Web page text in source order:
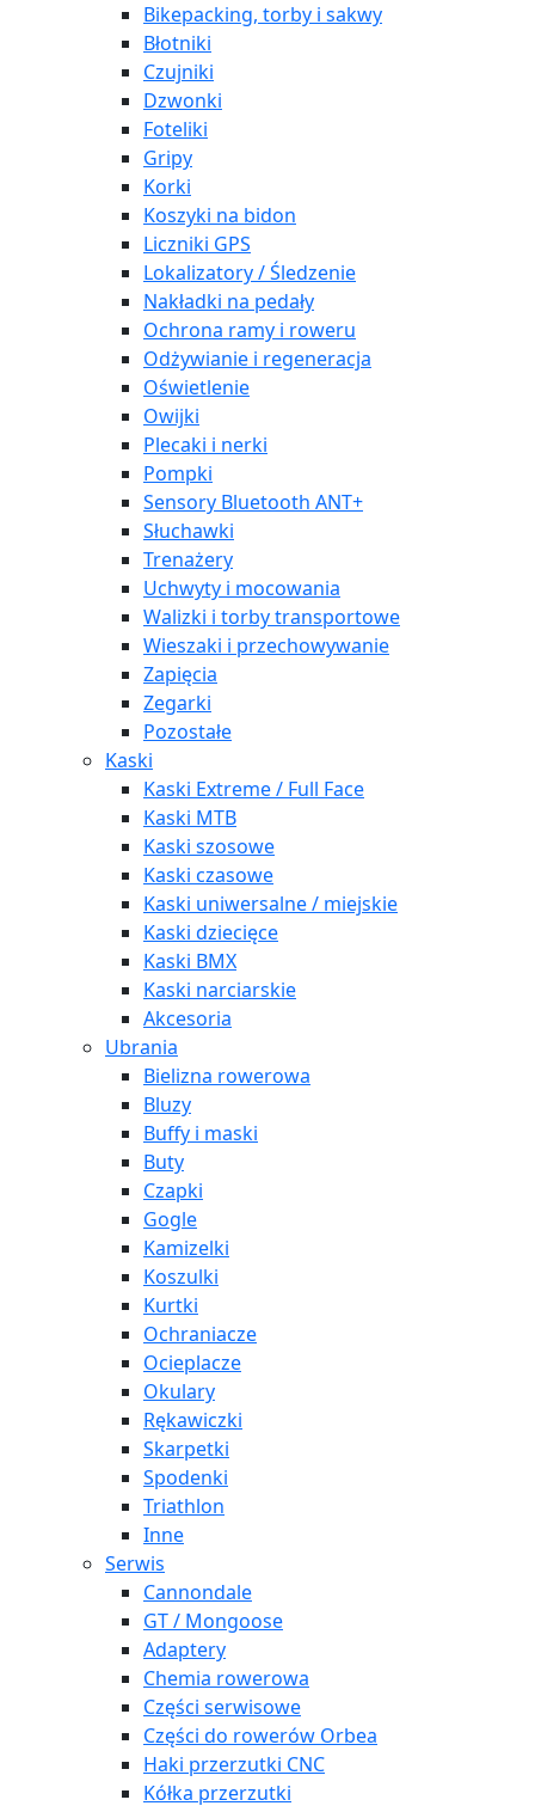
Bikepacking, torby i sakwy
Błotniki
Czujniki
Dzwonki
Foteliki
Gripy
Korki
Koszyki na bidon
Liczniki GPS
Lokalizatory / Śledzenie
Nakładki na pedały
Ochrona ramy i roweru
Odżywianie i regeneracja
Oświetlenie
Owijki
Plecaki i nerki
Pompki
Sensory Bluetooth ANT+
Słuchawki
Trenażery
Uchwyty i mocowania
Walizki i torby transportowe
Wieszaki i przechowywanie
Zapięcia
Zegarki
Pozostałe
Kaski
Kaski Extreme / Full Face
Kaski MTB
Kaski szosowe
Kaski czasowe
Kaski uniwersalne / miejskie
Kaski dziecięce
Kaski BMX
Kaski narciarskie
Akcesoria
Ubrania
Bielizna rowerowa
Bluzy
Buffy i maski
Buty
Czapki
Gogle
Kamizelki
Koszulki
Kurtki
Ochraniacze
Ocieplacze
Okulary
Rękawiczki
Skarpetki
Spodenki
Triathlon
Inne
Serwis
Cannondale
GT / Mongoose
Adaptery
Chemia rowerowa
Części serwisowe
Części do rowerów Orbea
Haki przerzutki CNC
Kółka przerzutki